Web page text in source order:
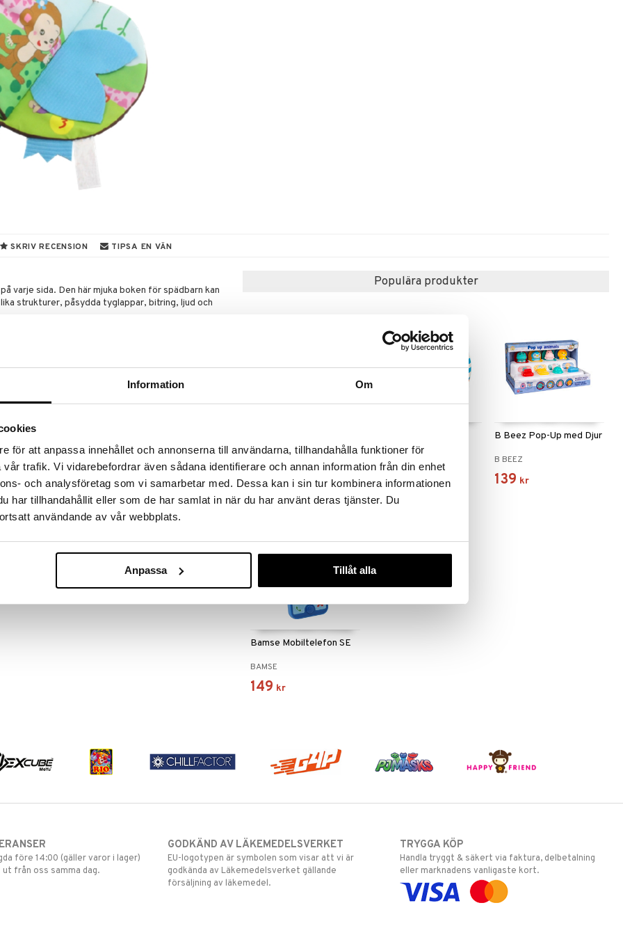
Information Om
för att anpassa innehållet och annonserna till användarna, tillhandahålla funktioner för
trafik. Vi vidarebefordrar även sådana identifierare och annan information från din enhet
och analysföretag som vi samarbetar med. Dessa kan i sin tur kombinera informationen
har tillhandahållit eller som de har samlat in när du har använt deras tjänster. Du
användande av vår webbplats.
Anpassa Tillåt alla
SKRIV RECENSION TIPSA EN VÄN
varje sida. Den här mjuka boken för spädbarn kan
strukturer, påsydda tyglappar, bitring, ljud och
Populära produkter
269 kr
MUMIN
79 kr
B Beez Pop-Up med Djur
B BEEZ
139 kr
Bamse Mobiltelefon SE
BAMSE
149 kr
före 14:00 (gäller varor i lager)
från oss samma dag.
GODKÄND AV LÄKEMEDELSVERKET
EU-logotypen är symbolen som visar att vi är
godkända av Läkemedelsverket gällande
försäljning av läkemedel.
TRYGGA KÖP
Handla tryggt & säkert via faktura, delbetalning
eller marknadens vanligaste kort.